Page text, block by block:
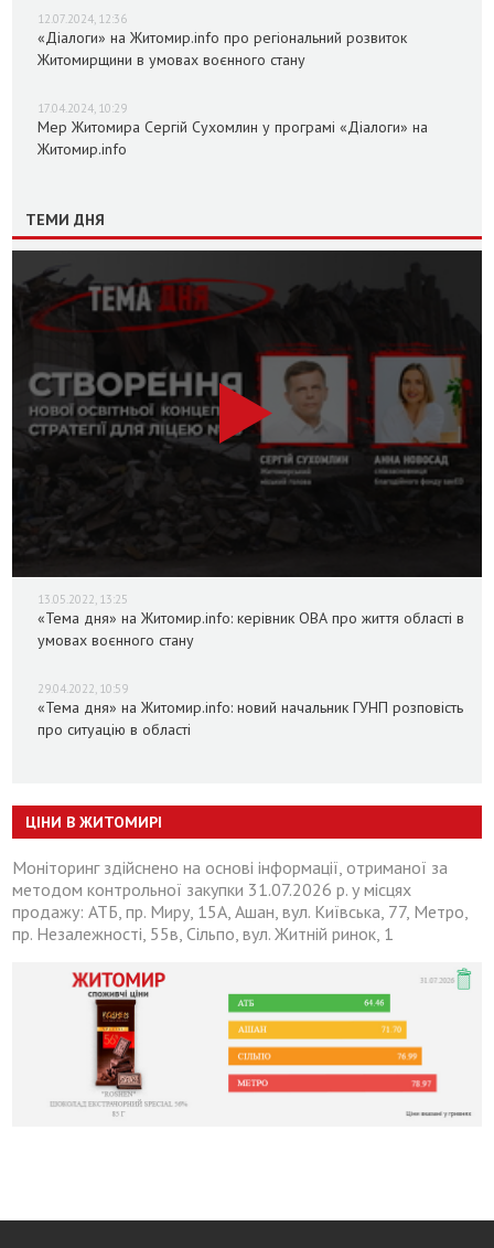
12.07.2024, 12:36
«Діалоги» на Житомир.info про регіональний розвиток
Житомирщини в умовах воєнного стану
17.04.2024, 10:29
Мер Житомира Сергій Сухомлин у програмі «Діалоги» на
Житомир.info
ТЕМИ ДНЯ
13.05.2022, 13:25
«Тема дня» на Житомир.info: керівник ОВА про життя області в
умовах воєнного стану
29.04.2022, 10:59
«Тема дня» на Житомир.info: новий начальник ГУНП розповість
про ситуацію в області
ЦІНИ В ЖИТОМИРІ
Моніторинг здійснено на основі інформації, отриманої за
методом контрольної закупки 31.07.2026 р. у місцях
продажу: АТБ, пр. Миру, 15А, Ашан, вул. Київська, 77, Метро,
пр. Незалежності, 55в, Сільпо, вул. Житній ринок, 1